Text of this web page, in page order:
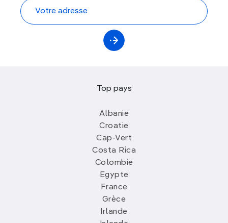
Top pays
Albanie
Croatie
Cap-Vert
Costa Rica
Colombie
Egypte
France
Grèce
Irlande